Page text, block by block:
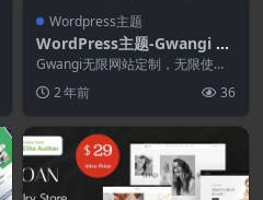
Wordpress主题
WordPress主题-Gwangi 2.
4.5-PRO多功能会员.社交网
络和BuddyPress社区主题
Gwangi无限网站定制，无限使用
差部分、视频英雄...
2 年前 36